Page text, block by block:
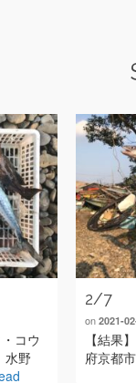
コウ
水野
2/7
on 2021-
【結果
府京都